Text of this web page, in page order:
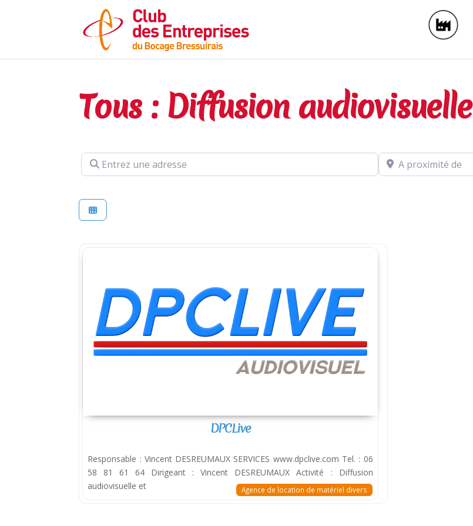
Tous : Diffusion audiovisuelle
Entrez une adresse A proximité de
Agence de location de matériel divers
DPCLive
Responsable : Vincent DESREUMAUX SERVICES www.dpclive.com Tel. : 06
58 81 61 64 Dirigeant : Vincent DESREUMAUX Activité : Diffusion
audiovisuelle et